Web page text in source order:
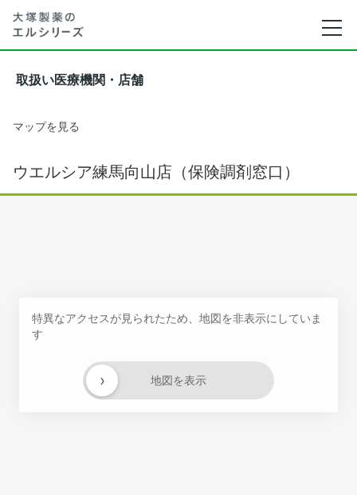
取扱い医療機関・店舗
マップを見る
ウエルシア練馬向山店（保険調剤窓口）
特異なアクセスが見られたため、地図を非表示にしていま
す
地図を表示
›